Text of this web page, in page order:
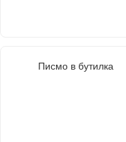
Писмо в бутилка